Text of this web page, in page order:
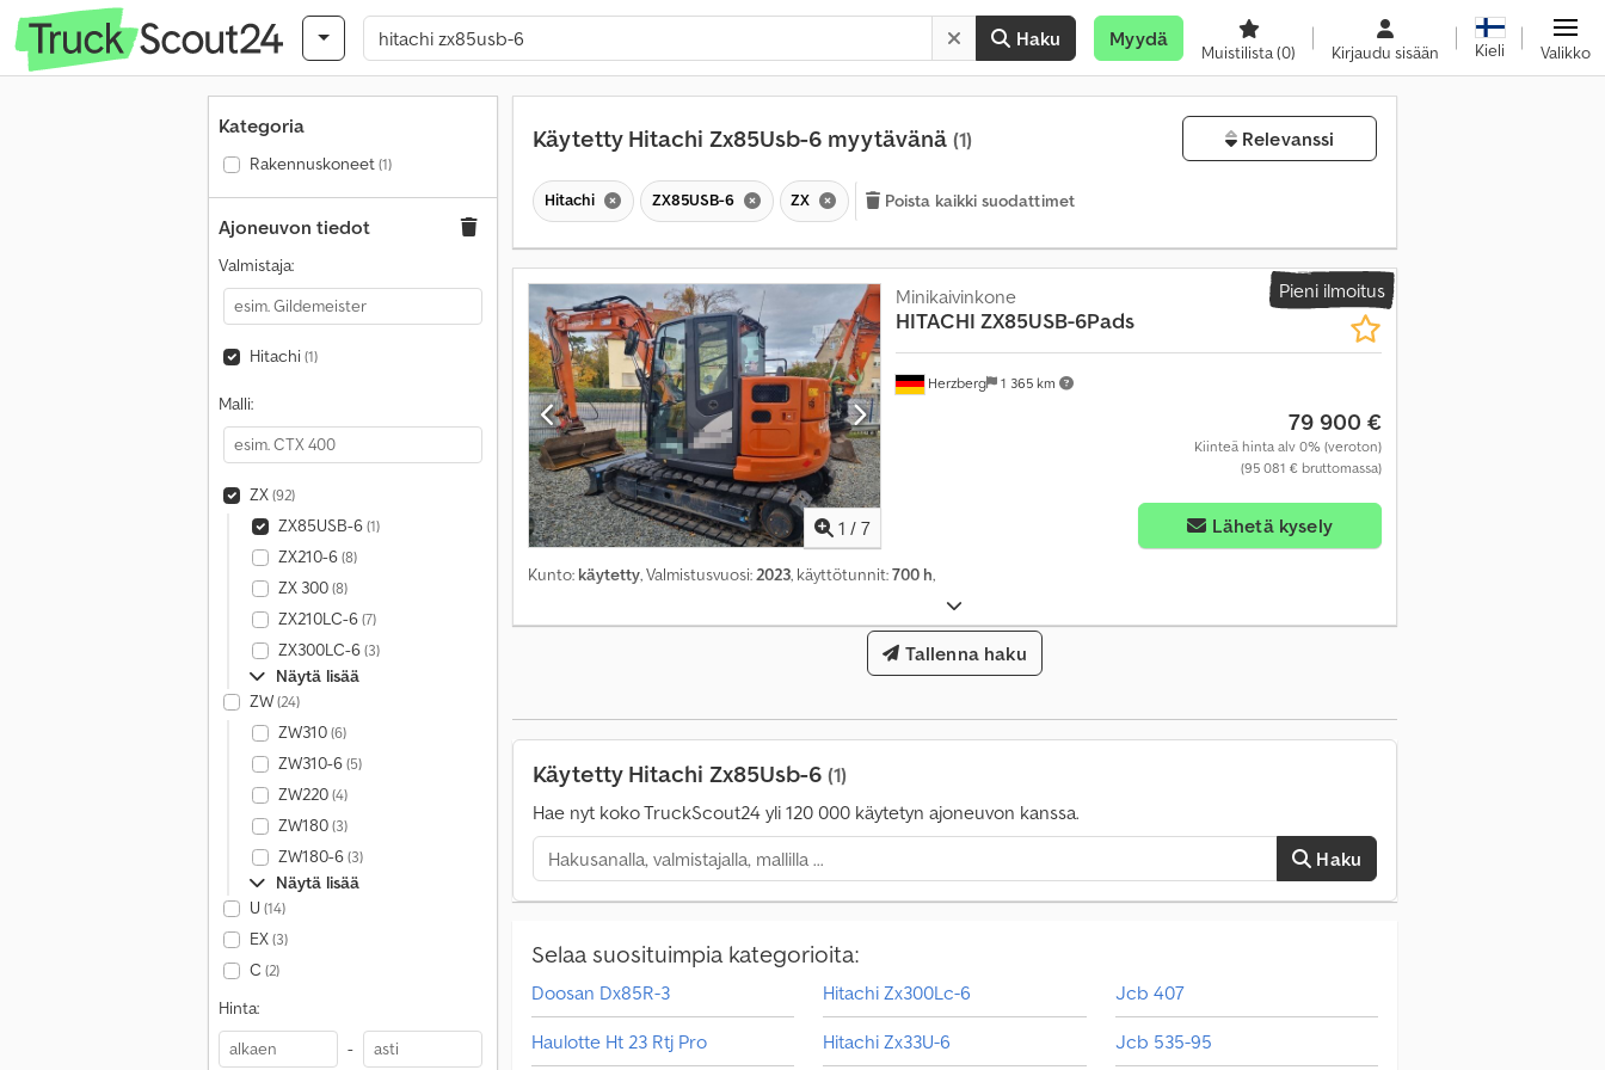
Haku Myydä
Muistilista(0) Kirjaudu sisään Kieli Valikko
Kategoria
Rakennuskoneet(1)
Ajoneuvon tiedot
Valmistaja:
Hitachi(1)
Malli:
ZX(92)
ZX85USB-6(1)
ZX210-6(8)
ZX 300(8)
ZX210LC-6(7)
ZX300LC-6(3)
Näytä lisää
ZW(24)
ZW310(6)
ZW310-6(5)
ZW220(4)
ZW180(3)
ZW180-6(3)
Näytä lisää
U (14)
EX(3)
C (2)
Hinta:
-
Käytetty Hitachi Zx85Usb-6 myytävänä (1) Relevanssi
Hitachi ZX85USB-6 ZX Poista kaikki suodattimet
Pieni ilmoitus
1 / 7
Herzberg 1 365 km
Minikaivinkone
HITACHI ZX85USB-6Pads
79 900 €
Kiinteä hinta alv 0% (veroton)
(95 081 € bruttomassa)
Lähetä kysely
Kunto: käytetty, Valmistusvuosi:2023, käyttötunnit:700 h,
Tallenna haku
Käytetty Hitachi Zx85Usb-6 (1)
Hae nyt koko TruckScout24 yli 120 000 käytetyn ajoneuvon kanssa.
Haku
Selaa suosituimpia kategorioita:
Doosan Dx85R-3
Haulotte Ht 23 Rtj Pro
Hitachi Zx300Lc-6
Hitachi Zx33U-6
Jcb 407
Jcb 535-95
K
u
u
k
n
y
l
i
0
0
o
s
p
y